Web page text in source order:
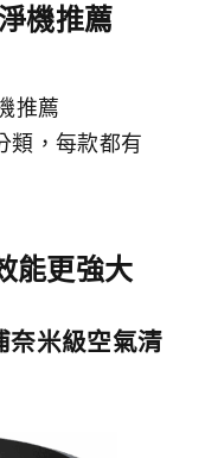
機推薦
推薦
類，每款都有
能更強大
奈米級空氣清